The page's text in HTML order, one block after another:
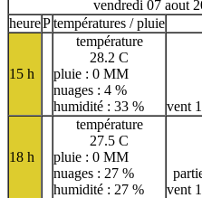
H
I J K L M
N
R S T
U
V
W X Y Z
vendredi 07 aout
heurePtempératures / pluie
15 h
température
28.2 C
pluie : 0 MM
nuages : 4 %
humidité : 33 %
vent
18 h
température
27.5 C
pluie : 0 MM
nuages : 27 %
humidité : 27 %
vent